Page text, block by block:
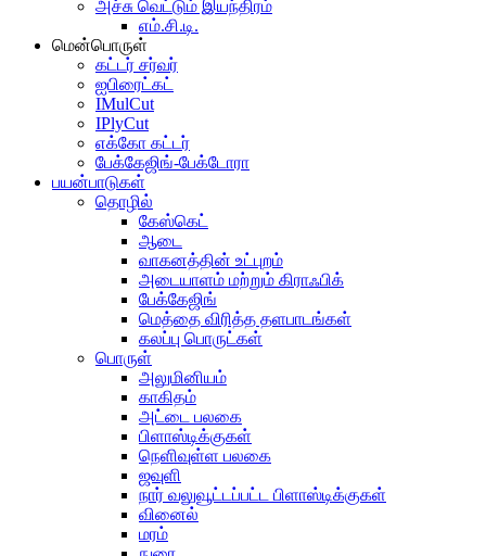
அச்சு வெட்டும் இயந்திரம்
எம்.சி.டி.
மென்பொருள்
கட்டர் சர்வர்
ஐபிரைட்கட்
IMulCut
IPlyCut
எக்கோ கட்டர்
பேக்கேஜிங்-பேக்டோரா
பயன்பாடுகள்
தொழில்
கேஸ்கெட்
ஆடை
வாகனத்தின் உட்புறம்
அடையாளம் மற்றும் கிராஃபிக்
பேக்கேஜிங்
மெத்தை விரித்த தளபாடங்கள்
கலப்பு பொருட்கள்
பொருள்
அலுமினியம்
காகிதம்
அட்டை பலகை
பிளாஸ்டிக்குகள்
நெளிவுள்ள பலகை
ஜவுளி
நார் வலுவூட்டப்பட்ட பிளாஸ்டிக்குகள்
வினைல்
மரம்